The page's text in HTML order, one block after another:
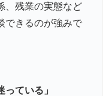
、残業の実態など
できるのが強みで
ている」